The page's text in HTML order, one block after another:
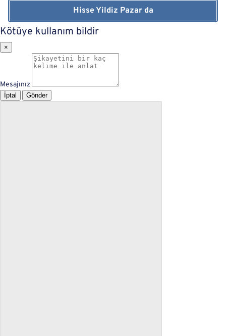
Hisse Yildiz Pazar da
Kötüye kullanım bildir
×
Mesajınız
İptal Gönder